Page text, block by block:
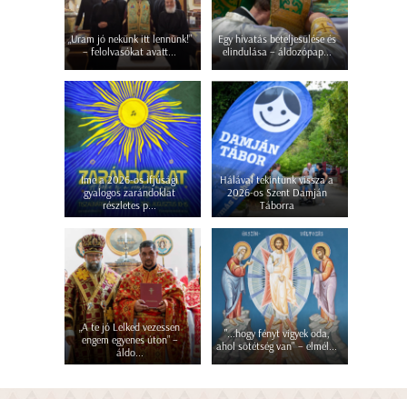
„Uram jó nekünk itt lennünk!”
– felolvasókat avatt...
Egy hivatás beteljesülése és
elindulása – áldozópap...
Íme a 2026-os ifjúsági
gyalogos zarándoklat
részletes p...
Hálával tekintünk vissza a
2026-os Szent Damján
Táborra
„A te jó Lelked vezessen
engem egyenes úton” –
áldo...
"...hogy fényt vigyek oda,
ahol sötétség van" – elmél...